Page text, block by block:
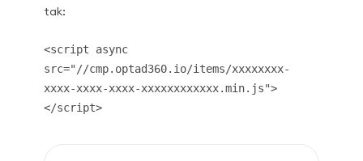
tak:
<script async
src="//cmp.optad360.io/items/xxxxxxxx-
xxxx-xxxx-xxxx-xxxxxxxxxxxx.min.js">
</script>